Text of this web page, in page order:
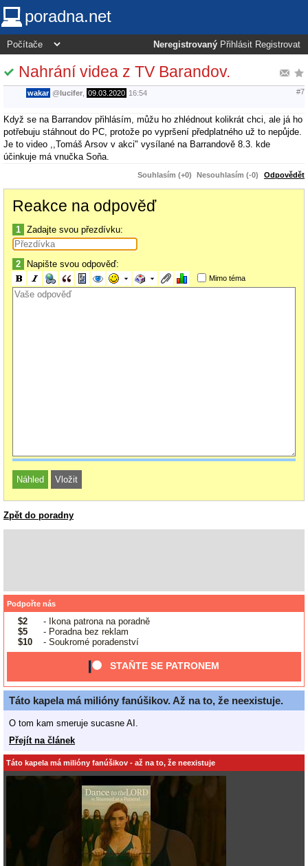
poradna.net
Neregistrovaný Přihlásit Registrovat
Nahrání videa z TV Barandov.
wakar @lucifer 09.03.2020 16:54 #7
Když se na Barrandov přihlásím, můžu ho zhlédnout kolikrát chci, ale já ho
potřebuju stáhnout do PC, protože po vypršení předplatného už to nepůjde.
Je to video ,,Tomáš Arsov v akci" vysílané na Barrandově 8.3. kde
účinkuje má vnučka Soňa.
Souhlasím (+0) Nesouhlasím (-0) Odpovědět
Reakce na odpověď
1 Zadajte svou přezdívku:
2 Napište svou odpověď:
Mimo téma
Zpět do poradny
Podpořte nás
$2
- Ikona patrona na poradně
$5
- Poradna bez reklam
$10
- Soukromé poradenství
STAŇTE SE PATRONEM
Táto kapela má milióny fanúšikov. Až na to, že neexistuje.
O tom kam smeruje sucasne AI.
Přejít na článek
Táto kapela má milióny fanúšikov - až na to, že neexistuje